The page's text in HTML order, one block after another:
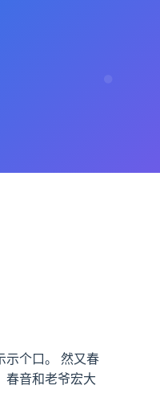
示个口。 然又春
音和老爷宏大